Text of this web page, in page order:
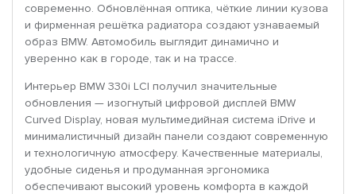
современно. Обновлённая оптика, чёткие линии кузова
и фирменная решётка радиатора создают узнаваемый
образ BMW. Автомобиль выглядит динамично и
уверенно как в городе, так и на трассе.
Интерьер BMW 330i LCI получил значительные
обновления — изогнутый цифровой дисплей BMW
Curved Display, новая мультимедийная система iDrive и
минималистичный дизайн панели создают современную
и технологичную атмосферу. Качественные материалы,
удобные сиденья и продуманная эргономика
обеспечивают высокий уровень комфорта в каждой